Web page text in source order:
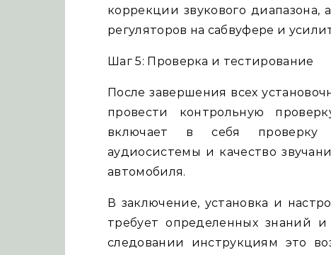
коррекции звукового
регуляторов на сабвуфере и
Шаг 5: Проверка и тестирование
После завершения всех
провести контрольную
включает в себя проверку
аудиосистемы и качество
автомобиля.
В заключение, установка и
требует определенных знаний
следовании инструкциям это